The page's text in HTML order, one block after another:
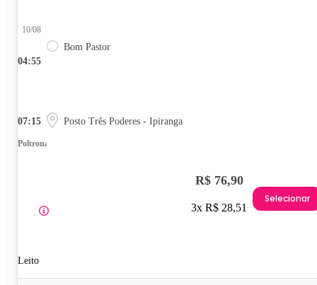
04:55
10/08
Bom Pastor
07:15 Posto Três Poderes - Ipiranga
Poltrona
Leito
R$ 76,90
3x R$ 28,51
Selecionar